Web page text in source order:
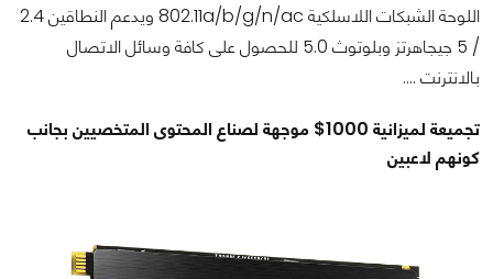
اللوحة الشبكات اللاسلكية 802.11a/b/g/n/ac ويدعم النطاقين 2.4
/ 5 جيجاهرتز وبلوتوث 5.0 للحصول على كافة وسائل الاتصال
بالانترنت ....
تجميعة لميزانية 1000$ موجهة لصناع المحتوى المتخصيين بجانب
كونهم لاعبين